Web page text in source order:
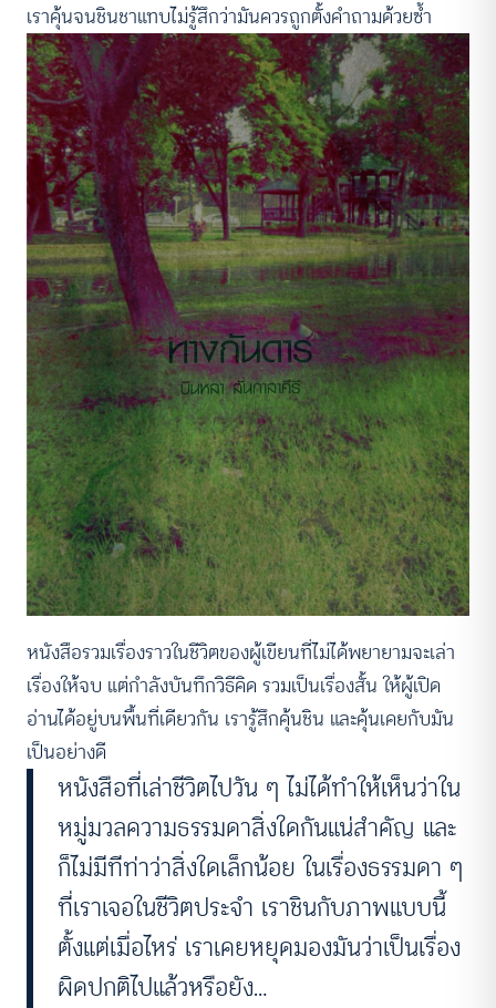
เราคุ้นจนชินชาแทบไม่รู้สึกว่ามันควรถูกตั้งคำถามด้วยซ้ำ
หนังสือรวมเรื่องราวในชีวิตของผู้เขียนที่ไม่ได้พยายามจะเล่า
เรื่องให้จบ แต่กำลังบันทึกวิธีคิด รวมเป็นเรื่องสั้น ให้ผู้เปิด
อ่านได้อยู่บนพื้นที่เดียวกัน เรารู้สึกคุ้นชิน และคุ้นเคยกับมัน
เป็นอย่างดี
หนังสือที่เล่าชีวิตไปวัน ๆ ไม่ได้ทำให้เห็นว่าใน
หมู่มวลความธรรมดาสิ่งใดกันแน่สำคัญ และ
ก็ไม่มีทีท่าว่าสิ่งใดเล็กน้อย ในเรื่องธรรมดา ๆ
ที่เราเจอในชีวิตประจำ เราชินกับภาพแบบนี้
ตั้งแต่เมื่อไหร่ เราเคยหยุดมองมันว่าเป็นเรื่อง
ผิดปกติไปแล้วหรือยัง…